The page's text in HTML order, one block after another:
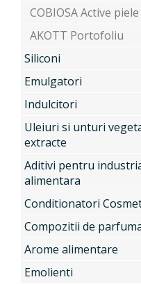
COBIOSA Active piele
AKOTT Portofoliu
Siliconi
Emulgatori
Indulcitori
Uleiuri si unturi
extracte
Aditivi pentru
alimentara
Conditionatori
Compozitii de
Arome alimentare
Emolienti